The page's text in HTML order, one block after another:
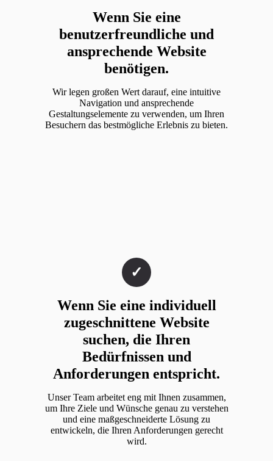
Wenn Sie eine
benutzerfreundliche und
ansprechende Website
benötigen.
Wir legen großen Wert darauf, eine intuitive
Navigation und ansprechende
Gestaltungselemente zu verwenden, um Ihren
Besuchern das bestmögliche Erlebnis zu bieten.
Wenn Sie eine individuell
zugeschnittene Website
suchen, die Ihren
Bedürfnissen und
Anforderungen entspricht.
Unser Team arbeitet eng mit Ihnen zusammen,
um Ihre Ziele und Wünsche genau zu verstehen
und eine maßgeschneiderte Lösung zu
entwickeln, die Ihren Anforderungen gerecht
wird.